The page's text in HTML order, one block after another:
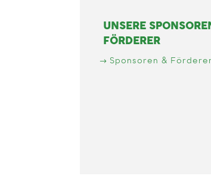
UNSERE
FÖRDERER
Sponsoren & Förderer